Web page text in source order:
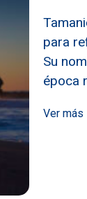
para
Su
época
Ver más